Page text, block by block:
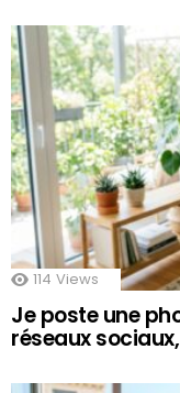
114 Views
Je poste une
réseaux